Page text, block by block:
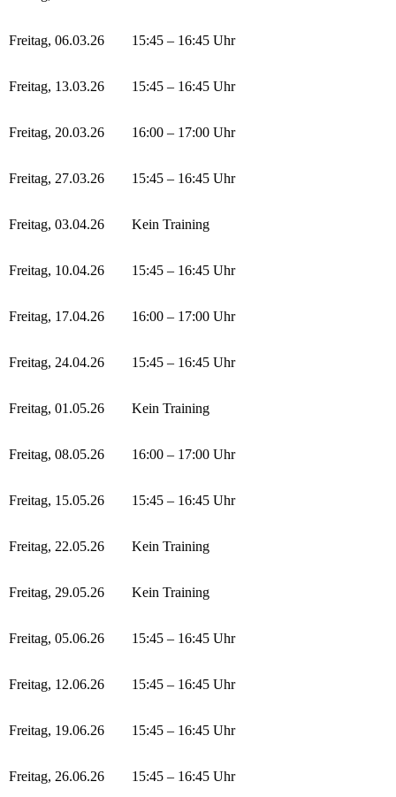
Freitag, 06.03.26 15:45 – 16:45 Uhr
Freitag, 13.03.26 15:45 – 16:45 Uhr
Freitag, 20.03.26 16:00 – 17:00 Uhr
Freitag, 27.03.26 15:45 – 16:45 Uhr
Freitag, 03.04.26 Kein Training
Freitag, 10.04.26 15:45 – 16:45 Uhr
Freitag, 17.04.26 16:00 – 17:00 Uhr
Freitag, 24.04.26 15:45 – 16:45 Uhr
Freitag, 01.05.26 Kein Training
Freitag, 08.05.26 16:00 – 17:00 Uhr
Freitag, 15.05.26 15:45 – 16:45 Uhr
Freitag, 22.05.26 Kein Training
Freitag, 29.05.26 Kein Training
Freitag, 05.06.26 15:45 – 16:45 Uhr
Freitag, 12.06.26 15:45 – 16:45 Uhr
Freitag, 19.06.26 15:45 – 16:45 Uhr
Freitag, 26.06.26 15:45 – 16:45 Uhr